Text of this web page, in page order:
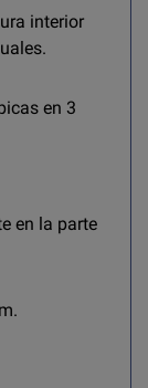
interior
en 3
en la parte